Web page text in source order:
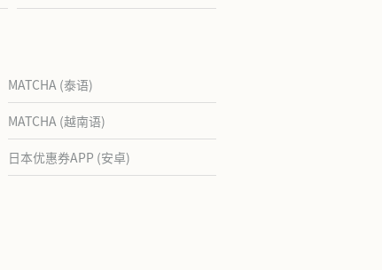
MATCHA (泰语)
MATCHA (越南语)
日本优惠券APP (安卓)